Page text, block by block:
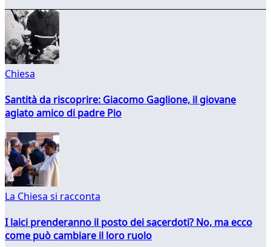
Chiesa
Santità da riscoprire: Giacomo Gaglione, il giovane
agiato amico di padre Pio
La Chiesa si racconta
I laici prenderanno il posto dei sacerdoti? No, ma ecco
come può cambiare il loro ruolo